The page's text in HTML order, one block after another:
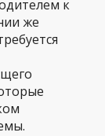
к
же